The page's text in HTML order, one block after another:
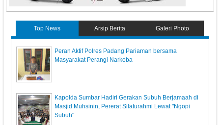
Top News Arsip Berita Galeri Photo
Peran Aktif Polres Padang Pariaman bersama
Masyarakat Perangi Narkoba
Kapolda Sumbar Hadiri Gerakan Subuh Berjamaah di
Masjid Muhsinin, Pererat Silaturahmi Lewat "Ngopi
Subuh"